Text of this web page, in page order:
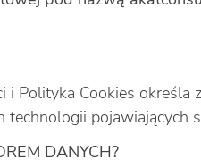
i Polityka Cookies
technologii pojawiających
DANYCH?